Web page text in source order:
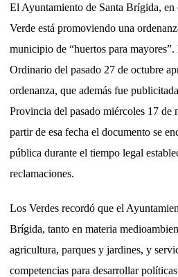
El Ayuntamiento de Santa Brígida,
Verde está promoviendo una
municipio de “huertos para
Ordinario del pasado 27 de octubre
ordenanza, que además fue
Provincia del pasado miércoles 17 de
partir de esa fecha el documento se
pública durante el tiempo legal
reclamaciones.
Los Verdes recordó que el
Brígida, tanto en materia
agricultura, parques y jardines, y
competencias para desarrollar